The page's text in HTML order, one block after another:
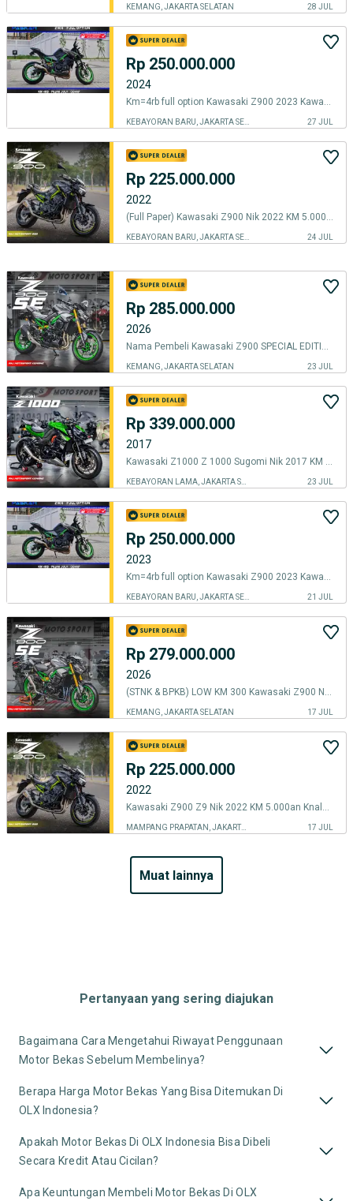
KEMANG, JAKARTA SELATAN 28 JUL
Rp 250.000.000
2024
Km=4rb full option Kawasaki Z900 2023 Kawasaki ZR900f 2023 Z 900 2023
27 JUL
Rp 225.000.000
2022
(Full Paper) Kawasaki Z900 Nik 2022 KM 5.000an Akrapovic The Best Unit
24 JUL
Rp 285.000.000
2026
Nama Pembeli Kawasaki Z900 SPECIAL EDITION Tahun 2026 Warna Abu-abu
KEMANG, JAKARTA SELATAN 23 JUL
Rp 339.000.000
2017
Kawasaki Z1000 Z 1000 Sugomi Nik 2017 KM 15000an Knalpot Austin Racing
23 JUL
Rp 250.000.000
2023
Km=4rb full option Kawasaki Z900 2023 Kawasaki ZR900f 2023 Z 900 2023
21 JUL
Rp 279.000.000
2026
(STNK & BPKB) LOW KM 300 Kawasaki Z900 Nik 2026 Knalpot SC Project FS
KEMANG, JAKARTA SELATAN 17 JUL
Rp 225.000.000
2022
Kawasaki Z900 Z9 Nik 2022 KM 5.000an Knalpot Akrapovic
MAMPANG PRAPATAN, JAKARTA SELATAN 17 JUL
muat lainnya
Pertanyaan yang sering diajukan
Bagaimana Cara Mengetahui Riwayat Penggunaan
Motor Bekas Sebelum Membelinya?
Berapa Harga Motor Bekas Yang Bisa Ditemukan Di
OLX Indonesia?
Apakah Motor Bekas Di OLX Indonesia Bisa Dibeli
Secara Kredit Atau Cicilan?
Apa Keuntungan Membeli Motor Bekas Di OLX